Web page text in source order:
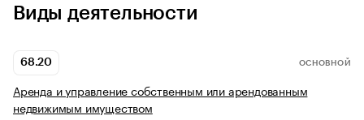
Виды деятельности
68.20 ОСНОВНОЙ
Аренда и управление собственным или арендованным
недвижимым имуществом